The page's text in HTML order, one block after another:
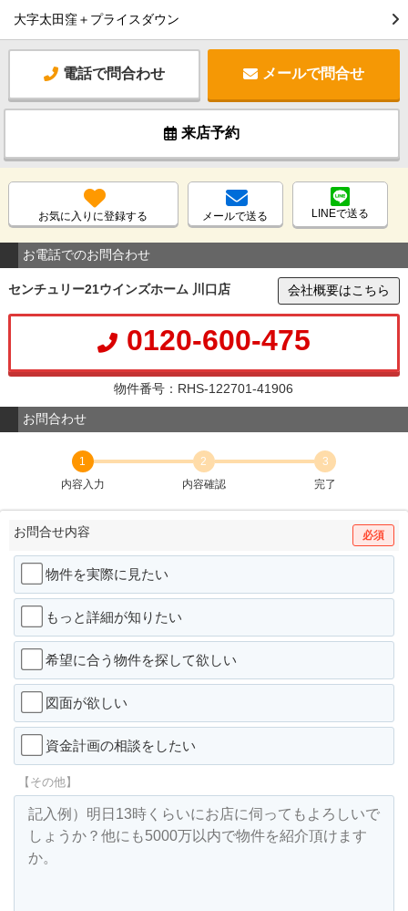
大字太田窪＋プライスダウン
電話で問合わせ メールで問合せ
来店予約
お気に入りに登録する メールで送る LINEで送る
お電話でのお問合わせ
センチュリー21ウインズホーム 川口店 会社概要はこちら
0120-600-475
物件番号：RHS-122701-41906
お問合わせ
1
内容入力
2
内容確認
3
完了
お問合せ内容 必須
物件を実際に見たい
もっと詳細が知りたい
希望に合う物件を探して欲しい
図面が欲しい
資金計画の相談をしたい
【その他】